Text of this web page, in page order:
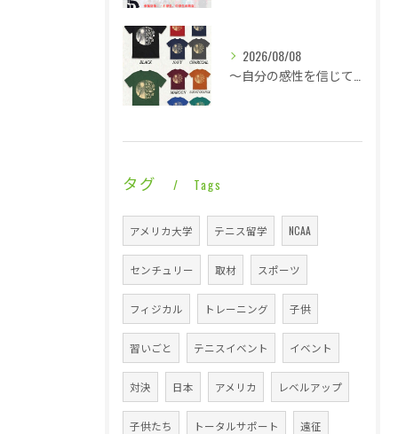
2026/08/08
タグ Tags
アメリカ大学 テニス留学 NCAA
センチュリー 取材 スポーツ
フィジカル トレーニング 子供
習いごと テニスイベント イベント
対決 日本 アメリカ レベルアップ
子供たち トータルサポート 遠征